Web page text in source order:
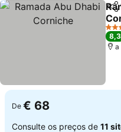
4
8,3
a
De € 68
Consulte os preços de 11